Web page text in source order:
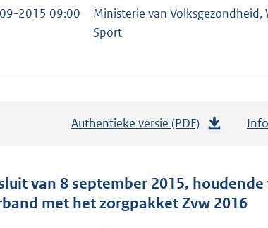
2015 09:00
Ministerie van Volksgezondheid,
Sport
Authentieke versie (PDF)
t
a
van 8 september 2015,
met het zorgpakket Zvw 2016